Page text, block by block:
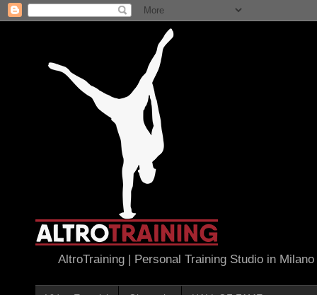
AltroTraining | Personal Training Studio in Milano